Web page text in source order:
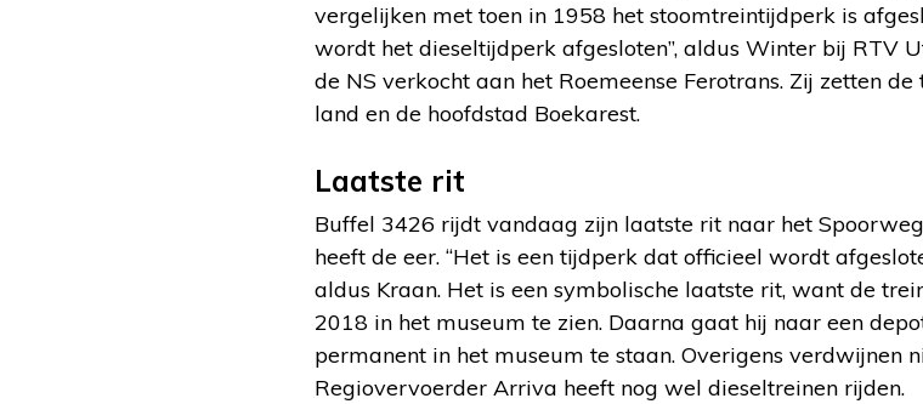
vergelijken met toen in 1958 het stoomtreintijdperk is
wordt het dieseltijdperk afgesloten”, aldus Winter bij RTV
de NS verkocht aan het Roemeense Ferotrans. Zij zetten
land en de hoofdstad Boekarest.
Laatste rit
Buffel 3426 rijdt vandaag zijn laatste rit naar het
heeft de eer. “Het is een tijdperk dat officieel wordt
aldus Kraan. Het is een symbolische laatste rit, want de
2018 in het museum te zien. Daarna gaat hij naar een
permanent in het museum te staan. Overigens verdwijnen
Regiovervoerder Arriva heeft nog wel dieseltreinen rijden.